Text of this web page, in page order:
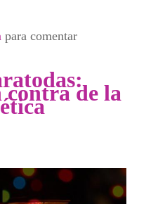
da campaña
para comentar
contra de la